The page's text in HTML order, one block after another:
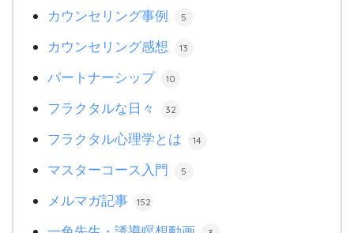
カウンセリング事例 5
カウンセリング感想 13
パートナーシップ 10
フラクタルな日々 32
フラクタル心理学とは 14
マスターコース入門 5
メルマガ記事 152